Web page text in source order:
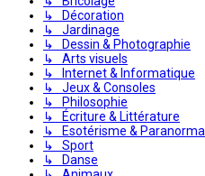
↳ Décoration
↳ Jardinage
↳ Dessin & Photographie
↳ Arts visuels
↳ Internet & Informatique
↳ Jeux & Consoles
↳ Philosophie
↳ Écriture & Littérature
↳ Esotérisme & Paranormal
↳ Sport
↳ Danse